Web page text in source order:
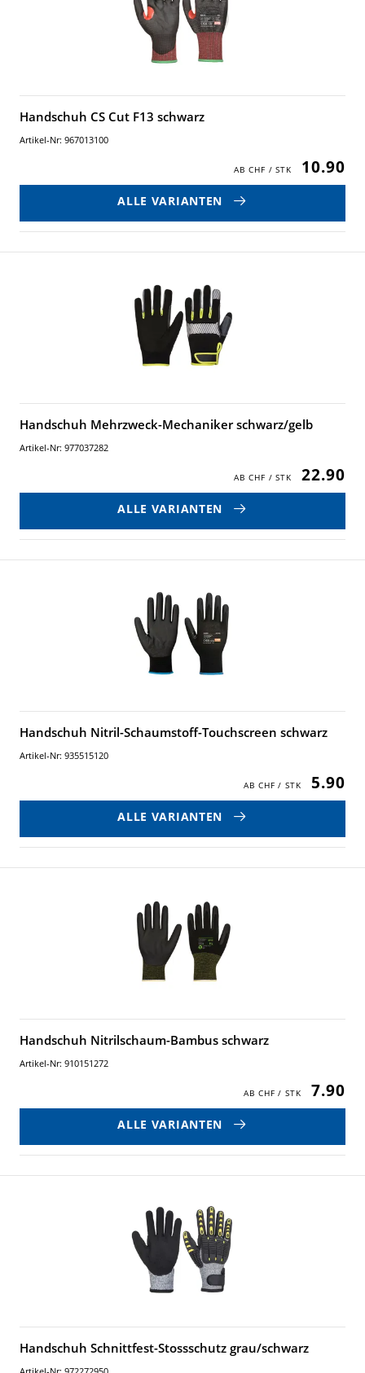
Handschuh CS Cut F13 schwarz
Artikel-Nr: 967013100
10.90
ALLE VARIANTEN
Handschuh Mehrzweck-Mechaniker schwarz/gelb
Artikel-Nr: 977037282
22.90
ALLE VARIANTEN
Handschuh Nitril-Schaumstoff-Touchscreen schwarz
Artikel-Nr: 935515120
5.90
ALLE VARIANTEN
Handschuh Nitrilschaum-Bambus schwarz
Artikel-Nr: 910151272
7.90
ALLE VARIANTEN
Handschuh Schnittfest-Stossschutz grau/schwarz